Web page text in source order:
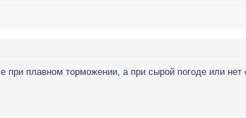
при плавном торможении, а при сырой погоде или нет